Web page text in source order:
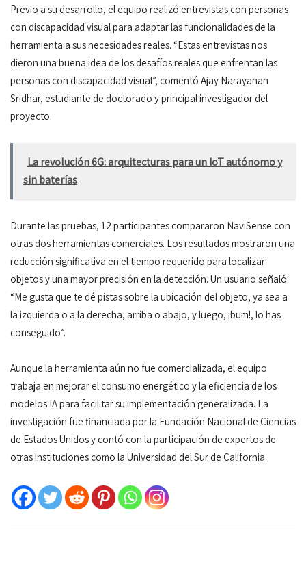
Previo a su desarrollo, el equipo realizó entrevistas con personas
con discapacidad visual para adaptar las funcionalidades de la
herramienta a sus necesidades reales. “Estas entrevistas nos
dieron una buena idea de los desafíos reales que enfrentan las
personas con discapacidad visual”, comentó Ajay Narayanan
Sridhar, estudiante de doctorado y principal investigador del
proyecto.
La revolución 6G: arquitecturas para un IoT autónomo y
sin baterías
Durante las pruebas, 12 participantes compararon NaviSense con
otras dos herramientas comerciales. Los resultados mostraron una
reducción significativa en el tiempo requerido para localizar
objetos y una mayor precisión en la detección. Un usuario señaló:
“Me gusta que te dé pistas sobre la ubicación del objeto, ya sea a
la izquierda o a la derecha, arriba o abajo, y luego, ¡bum!, lo has
conseguido”.
Aunque la herramienta aún no fue comercializada, el equipo
trabaja en mejorar el consumo energético y la eficiencia de los
modelos IA para facilitar su implementación generalizada. La
investigación fue financiada por la Fundación Nacional de Ciencias
de Estados Unidos y contó con la participación de expertos de
otras instituciones como la Universidad del Sur de California.